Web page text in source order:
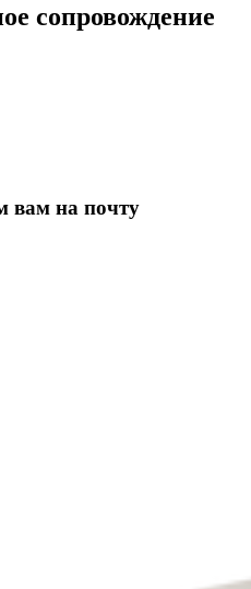
сопровождение
вам на почту